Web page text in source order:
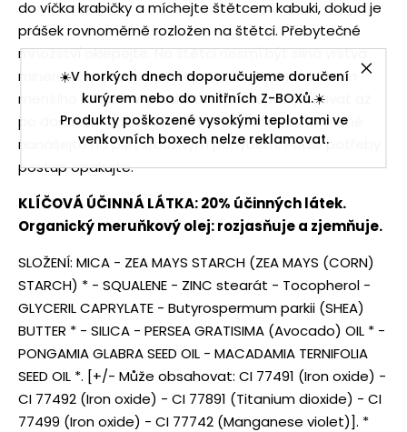
☀️V horkých dnech doporučujeme doručení
kurýrem nebo do vnitřních Z-BOXů.☀️
Produkty poškozené vysokými teplotami ve
venkovních boxech nelze reklamovat.
do víčka krabičky a míchejte štětcem kabuki, dokud je
prášek rovnoměrně rozložen na štětci. Přebytečné
množství oklepejte. Na štětci nesmí být silná vrstva
minerálního make-upu. Lepší je začít s nanášením
menšího množství produktu a postupně přidávat až
po dosažení požadovaného výsledku. Rovnoměrně
nanášejte na pleť krouživým pohybem. Podle potřeby
postup opakujte.
KLÍČOVÁ ÚČINNÁ LÁTKA: 20% účinných látek.
Organický meruňkový olej: rozjasňuje a zjemňuje.
SLOŽENÍ: MICA - ZEA MAYS STARCH (ZEA MAYS (CORN)
STARCH) * - SQUALENE - ZINC stearát - Tocopherol -
GLYCERIL CAPRYLATE - Butyrospermum parkii (SHEA)
BUTTER * - SILICA - PERSEA GRATISIMA (Avocado) OIL * -
PONGAMIA GLABRA SEED OIL - MACADAMIA TERNIFOLIA
SEED OIL *. [+/- Může obsahovat: CI 77491 (Iron oxide) -
CI 77492 (Iron oxide) - CI 77891 (Titanium dioxide) - CI
77499 (Iron oxide) - CI 77742 (Manganese violet)]. *